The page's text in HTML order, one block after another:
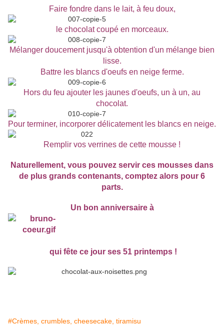
Faire fondre dans le lait, à feu doux,
le chocolat coupé en morceaux.
Mélanger doucement jusqu'à obtention d'un mélange bien
lisse.
Battre les blancs d'oeufs en neige ferme.
Hors du feu ajouter les jaunes d'oeufs, un à un, au
chocolat.
Pour terminer, incorporer délicatement les blancs en neige.
Remplir vos verrines de cette mousse !
Naturellement, vous pouvez servir ces mousses dans
de plus grands contenants, comptez alors pour 6
parts.
Un bon anniversaire à
qui fête ce jour ses 51 printemps !
#Crèmes, crumbles, cheesecake, tiramisu